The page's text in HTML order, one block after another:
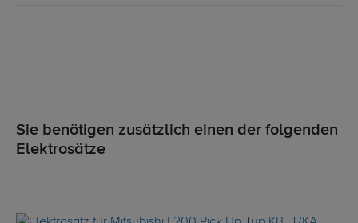
Sie benötigen zusätzlich einen der folgenden
Elektrosätze